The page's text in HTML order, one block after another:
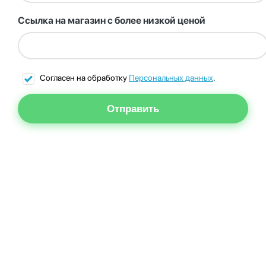
Ссылка на магазин с более низкой ценой
Согласен на обработку Персональных данных.
Отправить